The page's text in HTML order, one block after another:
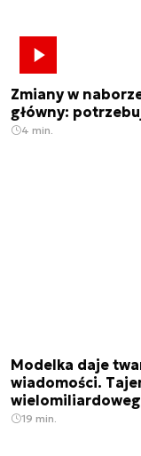
Zmiany w
główny:
4 min.
Modelka daje
wiadomości.
19 min.